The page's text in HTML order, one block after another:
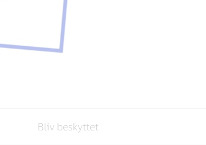
Bliv beskyttet